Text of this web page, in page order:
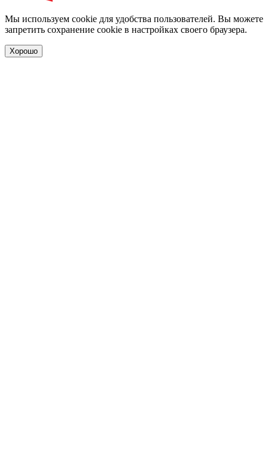
Мы используем cookie для удобства пользователей. Вы можете
запретить сохранение cookie в настройках своего браузера.
Хорошо